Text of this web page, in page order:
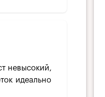
невысокий,
идеально